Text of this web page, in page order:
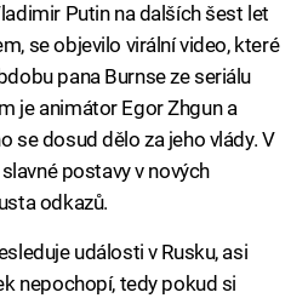
Putin na dalších šest let
se objevilo virální video, které
pana Burnse ze seriálu
je animátor Egor Zhgun a
se dosud dělo za jeho vlády. V
postavy v nových
odkazů.
události v Rusku, asi
nepochopí, tedy pokud si